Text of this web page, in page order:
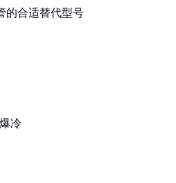
的合适替代型号
冷